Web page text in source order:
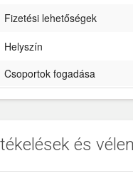
Fizetési lehetőségek
Helyszín
Csoportok fogadása
és